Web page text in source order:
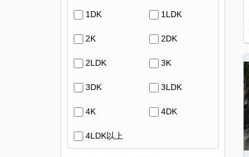
1DK 1LDK
2K 2DK
2LDK 3K
3DK 3LDK
4K 4DK
4LDK以上